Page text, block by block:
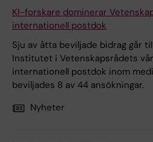
KI-forskare dominerar
internationell postdok
Sju av åtta beviljade bidrag går
Institutet i Vetenskapsrådets
internationell postdok inom
beviljades 8 av 44 ansökningar.
Nyheter